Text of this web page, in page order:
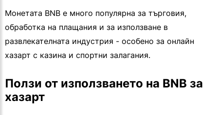
Монетата BNB е много популярна за търговия,
обработка на плащания и за използване в
развлекателната индустрия - особено за онлайн
хазарт с казина и спортни залагания.
Ползи от използването на BNB за
хазарт